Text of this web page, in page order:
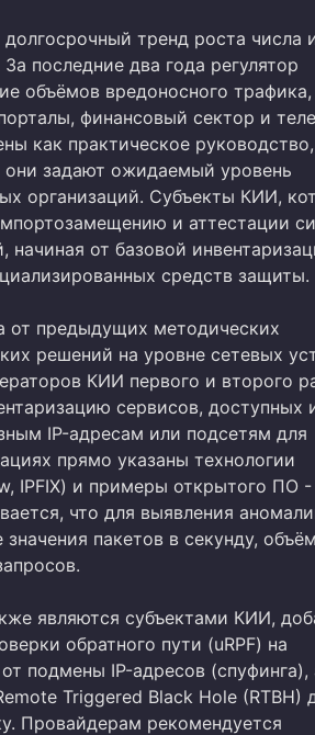
тренд роста числа
последние два года регулятор
объёмов вредоносного трафика,
финансовый сектор и
как практическое
задают ожидаемый уровень
организаций. Субъекты КИИ,
и аттестации
начиная от базовой
средств защиты.
от предыдущих методических
решений на уровне сетевых
КИИ первого и второго
сервисов, доступных
IP-адресам или подсетям для
прямо указаны технологии
IPFIX) и примеры открытого ПО
что для выявления
пакетов в секунду, объём
являются субъектами КИИ,
обратного пути (uRPF) на
подмены IP-адресов (спуфинга),
Triggered Black Hole (RTBH)
Провайдерам рекомендуется